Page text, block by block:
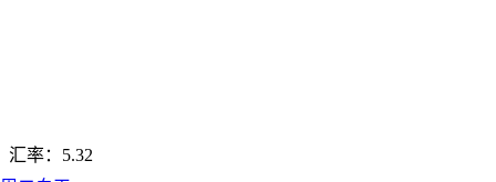
汇率： 5.32